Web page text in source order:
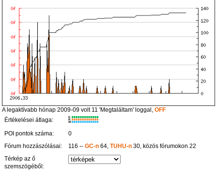
A legaktívabb hónap 2009-09 volt 11 'Megtaláltam' loggal,OFF
Értékelései átlaga:
K
R
W
POI pontok száma:
0
Fórum hozzászólásai:
116 --GC-n 64,TUHU-n 30, közös fórumokon 22
Térkép az ő
szemszögéből: